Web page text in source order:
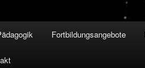
Fortbildungsangebote